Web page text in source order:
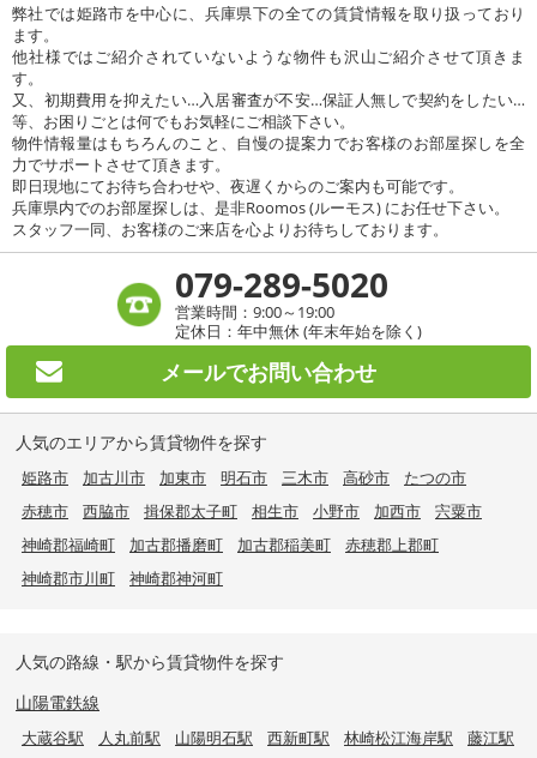
弊社では姫路市を中心に、兵庫県下の全ての賃貸情報を取り扱っており
ます。
他社様ではご紹介されていないような物件も沢山ご紹介させて頂きま
す。
又、初期費用を抑えたい…入居審査が不安…保証人無しで契約をしたい…
等、お困りごとは何でもお気軽にご相談下さい。
物件情報量はもちろんのこと、自慢の提案力でお客様のお部屋探しを全
力でサポートさせて頂きます。
即日現地にてお待ち合わせや、夜遅くからのご案内も可能です。
兵庫県内でのお部屋探しは、是非Roomos (ルーモス) にお任せ下さい。
スタッフ一同、お客様のご来店を心よりお待ちしております。
079-289-5020
営業時間：9:00～19:00
定休日：年中無休 (年末年始を除く)
メールでお問い合わせ
人気のエリアから賃貸物件を探す
姫路市 加古川市 加東市 明石市 三木市 高砂市
たつの市
赤穂市
西脇市 揖保郡太子町 相生市 小野市 加西市
宍粟市
神崎郡福崎町
加古郡播磨町 加古郡稲美町
赤穂郡上郡町
神崎郡市川町
神崎郡神河町
人気の路線・駅から賃貸物件を探す
山陽電鉄線
大蔵谷駅 人丸前駅 山陽明石駅 西新町駅 林崎松江海岸駅
藤江駅